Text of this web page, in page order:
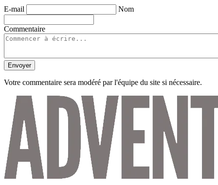
E-mail Nom
Commentaire
Envoyer
Votre commentaire sera modéré par l'équipe du site si nécessaire.